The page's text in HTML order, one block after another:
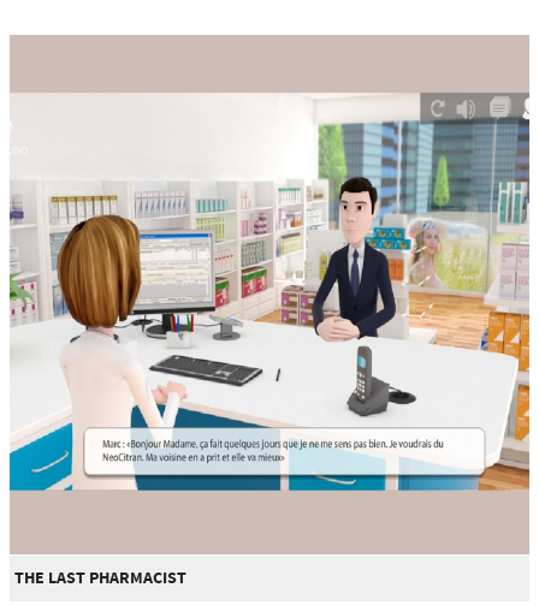
THE LAST PHARMACIST